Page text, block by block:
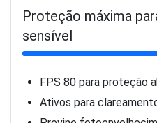
Proteção máxima
sensível
FPS 80 para proteção
Ativos para